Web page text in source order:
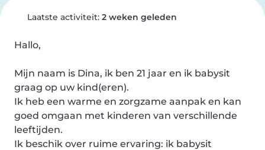
Laatste activiteit: 2 weken geleden
Hallo,
Mijn naam is Dina, ik ben 21 jaar en ik babysit
graag op uw kind(eren).
Ik heb een warme en zorgzame aanpak en kan
goed omgaan met kinderen van verschillende
leeftijden.
Ik beschik over ruime ervaring: ik babysit